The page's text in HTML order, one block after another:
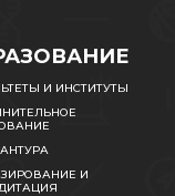
И ИНСТИТУТЫ
И